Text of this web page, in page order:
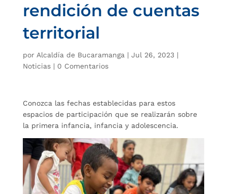
rendición de cuentas
territorial
por Alcaldía de Bucaramanga | Jul 26, 2023|
Noticias| 0 Comentarios
Conozca las fechas establecidas para estos
espacios de participación que se realizarán sobre
la primera infancia, infancia y adolescencia.